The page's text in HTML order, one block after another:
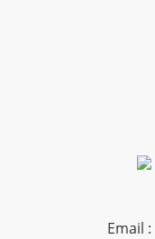
Email :